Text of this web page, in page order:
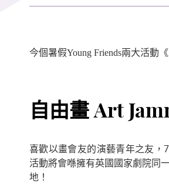
今個暑假Young Friends兩大活動
自由畫 Art
喜歡以畫會友的演藝青年之友，
活動將會喺擁有英國國家劇院同
地！